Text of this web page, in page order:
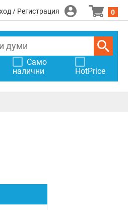
/ Регистрация 0
Само
налични
HotPrice